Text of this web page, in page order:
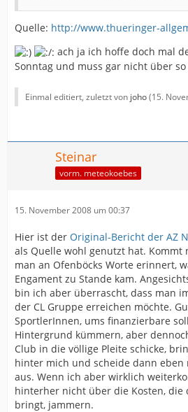
Quelle: http://www.thueringer-
ach ja ich hoffe doch mal
Sonntag und muss gar nicht über
Einmal editiert, zuletzt von joho(15.
Steinar
vorm. meteokoebes
15. November 2008 um 00:37
Hier ist der Original-Bericht der AZ
als Quelle wohl genutzt hat.
man an Ofenböcks Worte erinnert,
Engament zu Stande kam.
bin ich aber überrascht, dass man
der CL Gruppe erreichen möchte.
SportlerInnen, ums finanzierbare
Hintergrund kümmern, aber
Club in die völlige Pleite schicke,
hinter mich und scheide dann eben
aus. Wenn ich aber wirklich
hinterher nicht über die Kosten, die
bringt, jammern.